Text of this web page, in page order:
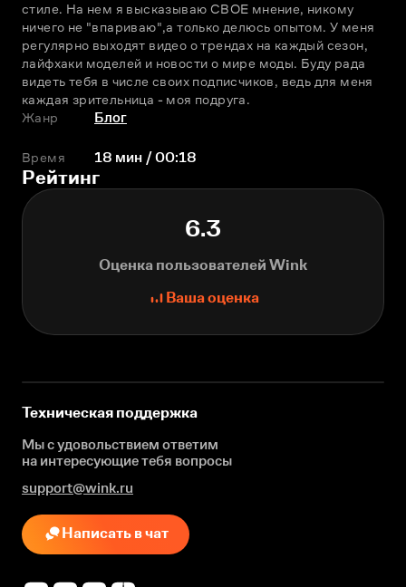
стиле. На нем я высказываю СВОЕ мнение, никому
ничего не "впариваю",а только делюсь опытом. У меня
регулярно выходят видео о трендах на каждый сезон,
лайфхаки моделей и новости о мире моды. Буду рада
видеть тебя в числе своих подписчиков, ведь для меня
каждая зрительница - моя подруга.
Жанр
Блог
Время 18 мин / 00:18
Рейтинг
6.3
Оценка пользователей Wink
Ваша оценка
Техническая поддержка
Мы с удовольствием ответим
на интересующиетебя вопросы
support@wink.ru
Написать в чат